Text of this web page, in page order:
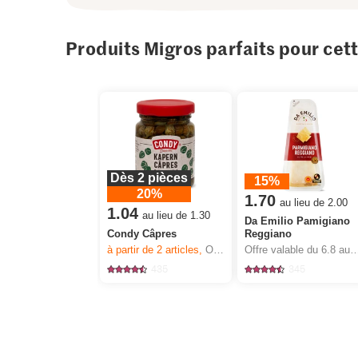
Produits Migros parfaits pour
Dès 2 pièces
20%
1.04 au lieu de 1.30
Condy Câpres
à partir de 2articles,Offre valable du 6.8 au 12.8.2026, jusqu’à épuisement du stock.
15%
1.70 au lieu de 2.00
Da Emilio Pamigiano
Reggiano
Offre valable du 6.8 au 12.8.2026,